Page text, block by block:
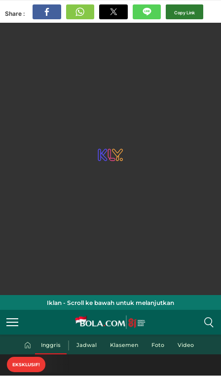
Share : Copy Link
Iklan - Scroll ke bawah untuk melanjutkan
Inggris Jadwal Klasemen Foto Video
EKSKLUSIF!